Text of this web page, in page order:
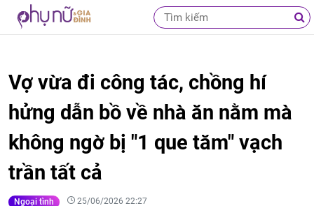
Vợ vừa đi công tác, chồng hí
hửng dẫn bồ về nhà ăn nằm mà
không ngờ bị "1 que tăm" vạch
trần tất cả
Ngoại tình 25/06/2026 22:27